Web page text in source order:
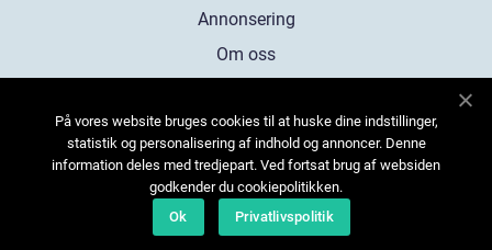
Annonsering
Om oss
Kontakta oss
Sitemap
På vores website bruges cookies til at huske dine indstillinger,
statistik og personalisering af indhold og annoncer. Denne
information deles med tredjepart. Ved fortsat brug af websiden
godkender du cookiepolitikken.
Ok
Privatlivspolitik